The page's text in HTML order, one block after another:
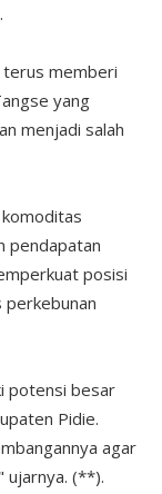
terus memberi
yang
menjadi salah
pendapatan
posisi
perkebunan
potensi besar
Pidie.
agar
ujarnya. (**).